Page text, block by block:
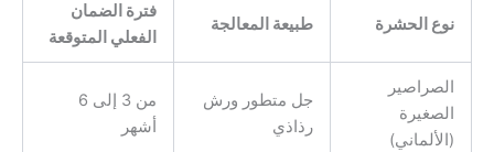
نوع الحشرة طبيعة المعالجة
فترة الضمان
الفعلي المتوقعة
الصراصير
الصغيرة
(الألماني)
جل متطور ورش
رذاذي
من 3 إلى 6
أشهر